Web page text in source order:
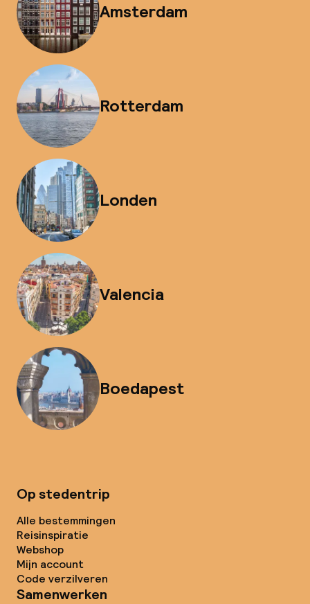
Amsterdam
Rotterdam
Londen
Valencia
Boedapest
Op stedentrip
Alle bestemmingen
Reisinspiratie
Webshop
Mijn account
Code verzilveren
Samenwerken